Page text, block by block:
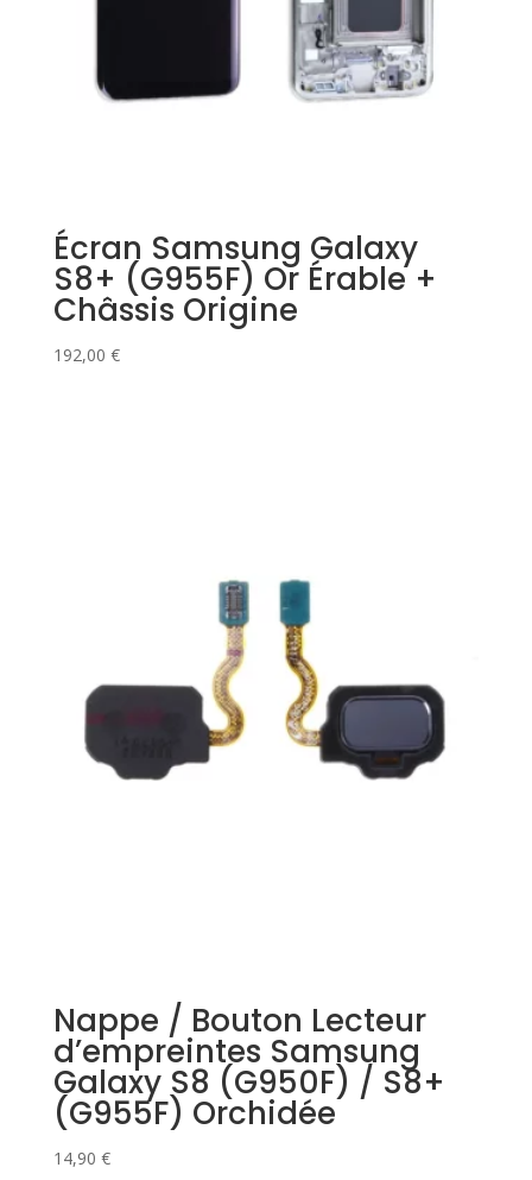
Écran Samsung Galaxy
S8+ (G955F) Or Érable +
Châssis Origine
192,00 €
Nappe / Bouton Lecteur
d’empreintes Samsung
Galaxy S8 (G950F) / S8+
(G955F) Orchidée
14,90 €